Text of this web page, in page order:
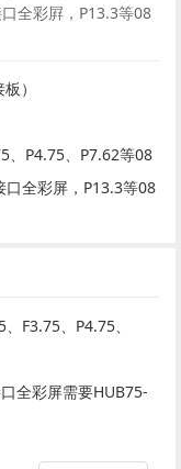
全彩屛，P13.3等08
）
、P4.75、P7.62等08
口全彩屏，P13.3等08
F3.75、P4.75、
全彩屏需要HUB75-